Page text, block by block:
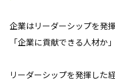
企業はリーダーシップを発
「企業に貢献できる人材か
リーダーシップを発揮した